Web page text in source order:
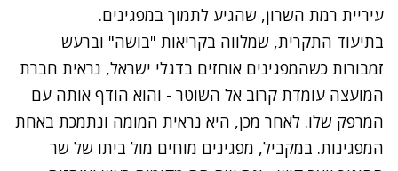
עיריית רמת השרון, שהגיע לתמוך במפגינים.
בתיעוד התקרית, שמלווה בקריאות "בושה" וברעש
זמבורות כשהמפגינים אוחזים בדגלי ישראל, נראית חברת
המועצה עומדת קרוב אל השוטר - והוא הודף אותה עם
המרפק שלו. לאחר מכן, היא נראית המומה ונתמכת באחת
המפגינות. במקביל, מפגינים מוחים מול ביתו של שר